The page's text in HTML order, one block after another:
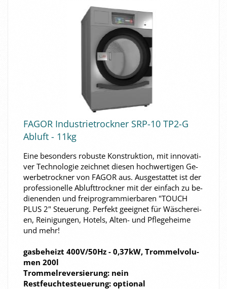
FAGOR In­dus­trie­trock­ner SRP-​10 TP2-G
Ab­luft - 11kg
Eine be­son­ders ro­bus­te Kon­struk­ti­on, mit in­no­va­ti­
ver Tech­no­lo­gie zeich­net die­sen hoch­wer­ti­gen Ge­
wer­be­trock­ner von FAGOR aus. Aus­ge­stat­tet ist der
pro­fes­sio­nel­le Ab­luft­trock­ner mit der ein­fach zu be­
die­nen­den und frei­pro­gram­mier­ba­ren "TOUCH
PLUS 2" Steue­rung. Per­fekt ge­eig­net für Wä­sche­rei­
en, Rei­ni­gun­gen, Ho­tels, Alten-​​ und Pfle­ge­hei­me
und mehr!
gas­be­heizt 400V/50Hz - 0,37kW, Trom­mel­vo­lu­
men 200l
Trom­mel­re­ver­sie­rung: nein
Rest­feuch­te­steue­rung: op­tio­nal